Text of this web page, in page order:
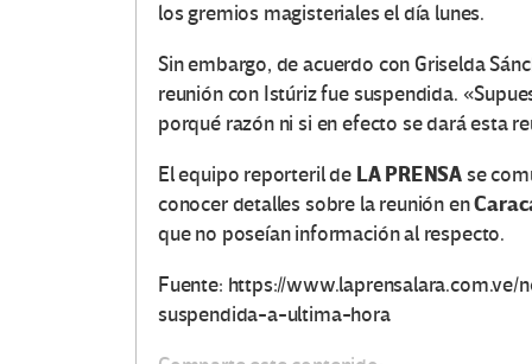
los gremios magisteriales el día lunes.
Sin embargo, de acuerdo con Griselda
reunión con Istúriz fue suspendida.
porqué razón ni si en efecto se dará esta
El equipo reporteril de LA PRENSA se
conocer detalles sobre la reunión en
que no poseían información al respecto.
Fuente: https://
suspendida-a-ultima-hora